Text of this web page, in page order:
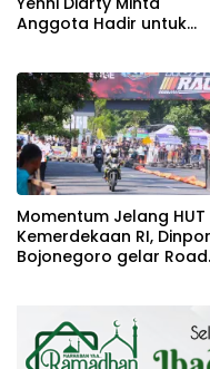
Anggota Hadir untuk
Momentum Jelang HUT
Kemerdekaan RI,
Bojonegoro gelar Road